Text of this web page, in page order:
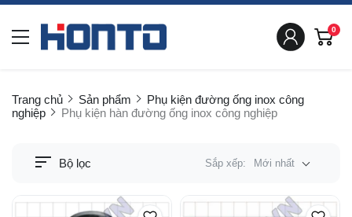
0
Trang chủ Sản phẩm
Phụ kiện đường ống inox công
nghiệp
Phụ kiện hàn đường ống inox công nghiệp
Bộ lọc Sắp xếp: Mới nhất